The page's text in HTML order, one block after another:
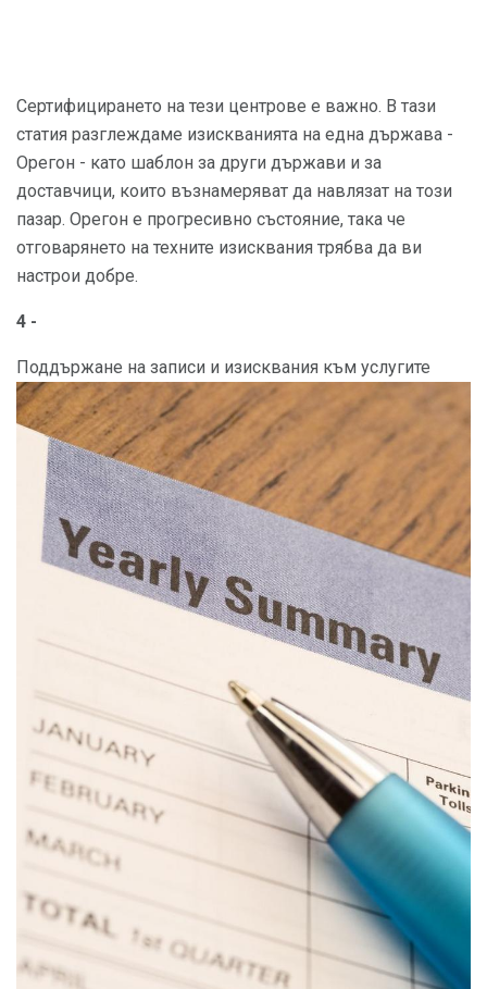
Сертифицирането на тези центрове е важно. В тази
статия разглеждаме изискванията на една държава -
Орегон - като шаблон за други държави и за
доставчици, които възнамеряват да навлязат на този
пазар. Орегон е прогресивно състояние, така че
отговарянето на техните изисквания трябва да ви
настрои добре.
4 -
Поддържане на записи и изисквания към услугите